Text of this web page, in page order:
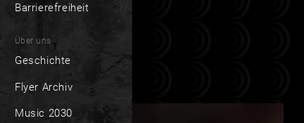
Barrierefreiheit
Über uns
Geschichte
Flyer Archiv
Music 2030